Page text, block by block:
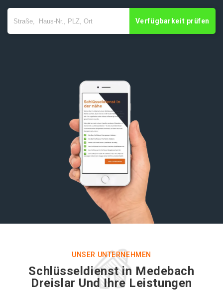
Verfügbarkeit prüfen
UNSER UNTERNEHMEN
Schlüsseldienst in Medebach
Dreislar Und Ihre Leistungen